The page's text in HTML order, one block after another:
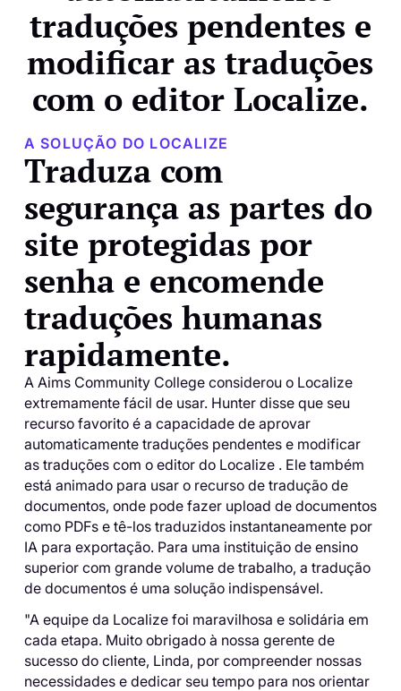
traduções pendentes e
modificar as traduções
com o editor Localize.
A SOLUÇÃO DO LOCALIZE
Traduza com
segurança as partes do
site protegidas por
senha e encomende
traduções humanas
rapidamente.
A Aims Community College considerou o Localize
extremamente fácil de usar. Hunter disse que seu
recurso favorito é a capacidade de aprovar
automaticamente traduções pendentes e modificar
as traduções com o editor do Localize . Ele também
está animado para usar o recurso de tradução de
documentos, onde pode fazer upload de documentos
como PDFs e tê-los traduzidos instantaneamente por
IA para exportação. Para uma instituição de ensino
superior com grande volume de trabalho, a tradução
de documentos é uma solução indispensável.
"A equipe da Localize foi maravilhosa e solidária em
cada etapa. Muito obrigado à nossa gerente de
sucesso do cliente, Linda, por compreender nossas
necessidades e dedicar seu tempo para nos orientar